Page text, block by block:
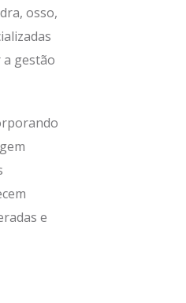
osso,
a gestão
e